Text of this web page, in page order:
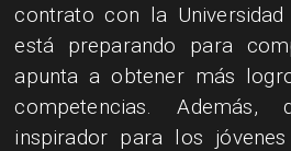
contrato con la
está preparando para
apunta a obtener más
competencias.
inspirador para los